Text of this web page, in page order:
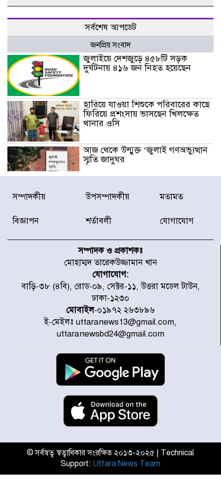
সর্বশেষ আপডেট
জনপ্রিয় সংবাদ
জুলাইয়ে দেশজুড়ে ৪৫৮টি সড়ক
দুর্ঘটনায় ৪১৬ জন নিহত হয়েছেন
হারিয়ে যাওয়া শিশুকে পরিবারের কাছে
ফিরিয়ে প্রশংসায় ভাসছেন খিলক্ষেত
থানার ওসি
আজ থেকে উন্মুক্ত ‘জুলাই গণঅভ্যুত্থান
স্মৃতি জাদুঘর
রাজধানীর উত্তরা আঞ্চলিক পাসপোর্ট
সদস্যকে বিভিন্ন মেয়াদে সাজা প্রদান
করেছে র‌্যাব-১
হরমুজ প্রণালি নিয়ে ওমানের সঙ্গে চুক্তি
চূড়ান্ত পর্যায়ে : ইরান
প্রত্যেক অপরাধীর বিচার এ দেশেই
হবে, সে যত শক্তিশালীই হোক না কেন,
চট্টগ্রামে জুলাই গণঅভ্যুত্থান দিবসে
প্রতিমন্ত্রী মীর হেলাল
আগামী ৫ দিন বৃষ্টির আভাস
হাসিনার বক্তব্য প্রচারে ভারতের সমর্থন
নেই
জুলাই গণঅভ্যুত্থানে আহত যোদ্ধা
উত্তরায় জুলাই গণঅভ্যুত্থানের ৯২
সম্পাদকীয় উপসম্পাদকীয় মতামত
বিজ্ঞাপন শর্তাবলী যোগাযোগ
সম্পাদক ও প্রকাশকঃ
মোহাম্মদ তারেকউজ্জামান খান
যোগাযোগ:
বাড়ি-৩৮ (৪বি), রোড-০৯, সেক্টর-১১, উত্তরা মডেল টাউন,
ঢাকা-১২৩০
মোবাইল-০১৯৭২ ২৬৩৮৯৬
ই-মেইলঃ uttaranews13@gmail.com,
uttaranewsbd24@gmail.com
© সর্বস্বত্ব স্বত্বাধিকার সংরক্ষিত ২০১৩-২০২৫ | Technical
Support: Uttara News Team